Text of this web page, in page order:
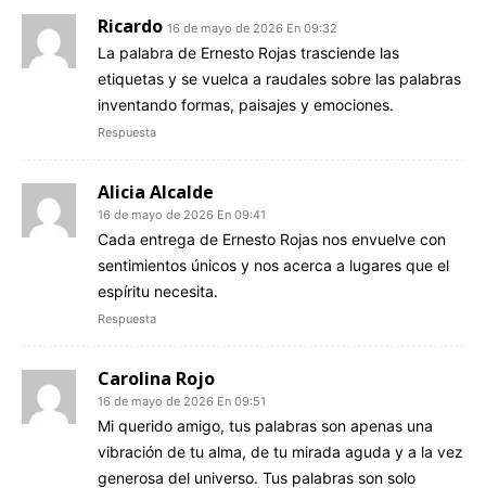
Ricardo 16 de mayo de 2026 En 09:32
La palabra de Ernesto Rojas trasciende las
etiquetas y se vuelca a raudales sobre las palabras
inventando formas, paisajes y emociones.
Respuesta
Alicia Alcalde
16 de mayo de 2026 En 09:41
Cada entrega de Ernesto Rojas nos envuelve con
sentimientos únicos y nos acerca a lugares que el
espíritu necesita.
Respuesta
Carolina Rojo
16 de mayo de 2026 En 09:51
Mi querido amigo, tus palabras son apenas una
vibración de tu alma, de tu mirada aguda y a la vez
generosa del universo. Tus palabras son solo